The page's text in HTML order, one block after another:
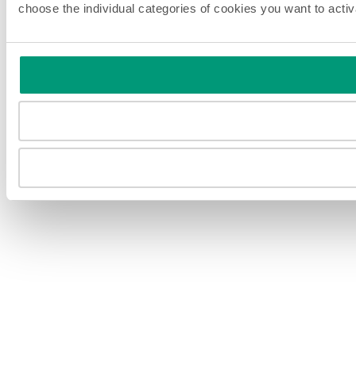
choose the individual categories of cookies you want to